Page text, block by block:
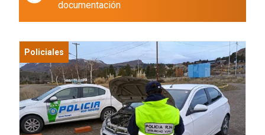
documentación
Policiales